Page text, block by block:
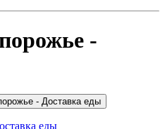
-
- Доставка еды
еды